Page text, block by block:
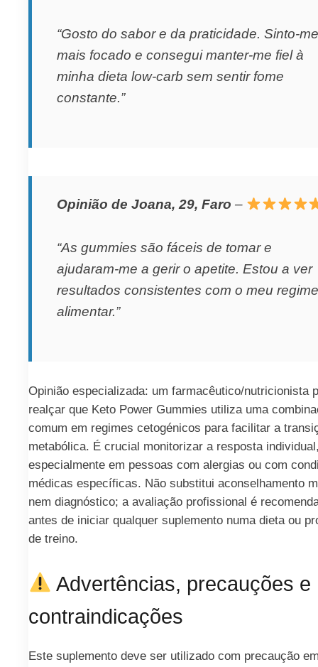
“Gosto do sabor e da praticidade. Sinto-me
mais focado e consegui manter-me fiel à
minha dieta low-carb sem sentir fome
constante.”
Opinião de Joana, 29, Faro –
“As gummies são fáceis de tomar e
ajudaram-me a gerir o apetite. Estou a ver
resultados consistentes com o meu regime
alimentar.”
Opinião especializada: um farmacêutico/nutricionista
realçar que Keto Power Gummies utiliza uma
comum em regimes cetogénicos para facilitar a
metabólica. É crucial monitorizar a resposta
especialmente em pessoas com alergias ou com
médicas específicas. Não substitui aconselhamento
nem diagnóstico; a avaliação profissional é
antes de iniciar qualquer suplemento numa dieta ou
de treino.
Advertências, precauções e
contraindicações
Este suplemento deve ser utilizado com precaução